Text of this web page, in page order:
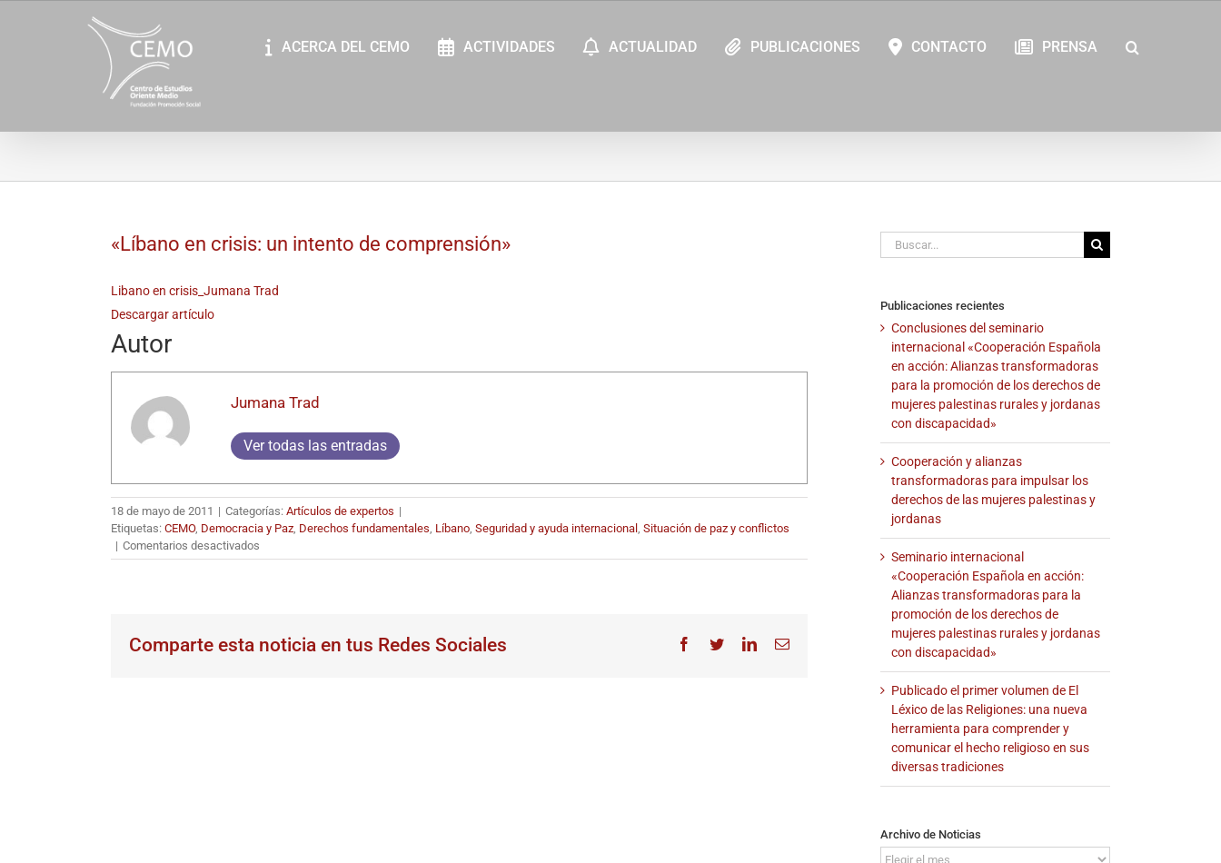
ACERCA DEL CEMO ACTIVIDADES ACTUALIDAD PUBLICACIONES CONTACTO PRENSA
«Líbano en crisis: un intento de comprensión»
Libano en crisis_Jumana Trad
Descargar artículo
Autor
Jumana Trad
Ver todas las entradas
18 de mayo de 2011 | Categorías: Artículos de expertos |
Etiquetas: CEMO, Democracia y Paz, Derechos fundamentales, Líbano, Seguridad y ayuda internacional , Situación de paz y conflictos
| Comentarios desactivados
«Líbano
de
Comparte esta noticia en tus Redes Sociales Facebook
TwitterLinkedInCorreo
Buscar:
Publicaciones recientes
Conclusiones del seminario
internacional «Cooperación Española
en acción: Alianzas transformadoras
para la promoción de los derechos de
mujeres palestinas rurales y jordanas
con discapacidad»
Cooperación y alianzas
transformadoras para impulsar los
derechos de las mujeres palestinas y
jordanas
Seminario internacional
«Cooperación Española en acción:
Alianzas transformadoras para la
promoción de los derechos de
mujeres palestinas rurales y jordanas
con discapacidad»
Publicado el primer volumen de El
Léxico de las Religiones: una nueva
herramienta para comprender y
comunicar el hecho religioso en sus
diversas tradiciones
Archivo de Noticias
Archivo